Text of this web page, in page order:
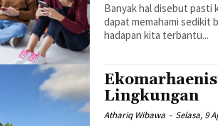
Banyak hal disebut pasti
dapat memahami sedikit
hadapan kita terbantu...
Lingkungan
Athariq Wibawa - Selasa, 9